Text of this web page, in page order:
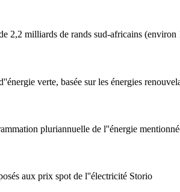
2,2 milliards de rands sud-africains
verte, basée sur les énergies
pluriannuelle de l''énergie
aux prix spot de l''électricité Storio